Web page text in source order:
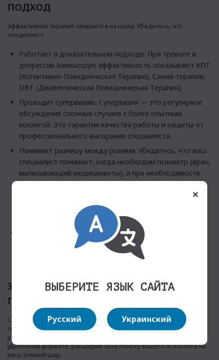
ПОДХОД
Эффективная терапия опирается на науку. Убедитесь, что
специалист:
Работает в доказательном подходе: При тревоге и
депрессии наивысшую эффективность показывают КПТ
(Когнитивно-Поведенческая Терапия), Схема-терапия,
DBT (Диалектическая Поведенческая Терапия).
Проходит супервизию: Супервизия — это регулярное
обсуждение сложных случаев с более опытным
коллегой. Это гарантия качества работы и защиты от
профессионального выгорания специалиста.
Понимает разницу между ролями: Убедитесь, что ваш
специалист понимает, когда необходим психиатр (врач,
выписывающий медикаменты), и при необходимости
готов направить вас на консультацию. (Психолог,
психотерапевт, психиатр) — это три разные роли, и
специалист должен четко знать границы своей
Состоит в международном сообществе: Членство в
Федерации будет большим плюсом, так как это
гарантирует ответственный подход в терапии и ее
3. ФОРМАТ РАБОТЫ: ПРЕИМУЩЕСТВА
ПСИХОЛОГИЧЕСКОЙ ПОМОЩИ ОНЛАЙН
Сегодня доказана сопоставимая эффективность очных встреч и
онлайн-работы. Поэтому не обязательно искать специалиста,
работающего офлайн. Вы спокойно можете проходить терапию в
удаленном формате, расширив зону поиску вашего психолога на
весь Земной шар.
×
ВЫБЕРИТЕ ЯЗЫК САЙТА
Русский Украинский